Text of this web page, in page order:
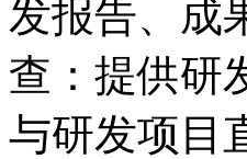
发报告、成
查：提供研
与研发项目